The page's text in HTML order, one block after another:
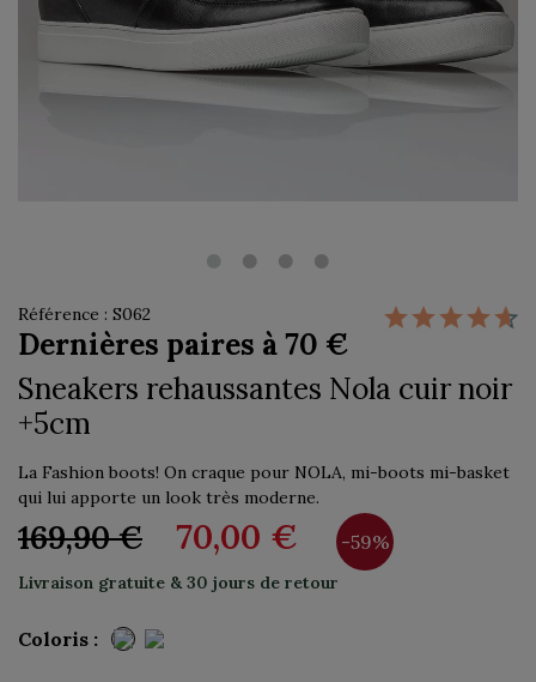
Référence : S062
Dernières paires à 70 €
Sneakers rehaussantes Nola cuir noir
+5cm
La Fashion boots! On craque pour NOLA, mi-boots mi-basket
qui lui apporte un look très moderne.
169,90 € 70,00 € -59%
Livraison gratuite & 30 jours de retour
Coloris :